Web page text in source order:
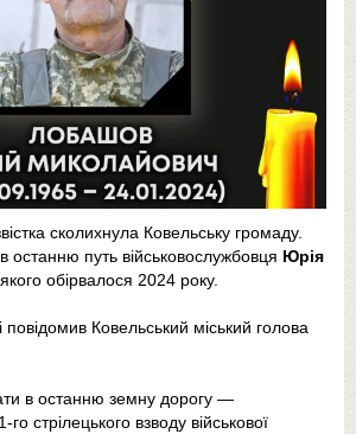
сколихнула Ковельську громаду.
останню путь військовослужбовця Юрія
якого обірвалося 2024 року.
Ковельський міський голова
в останню земну дорогу —
стрілецького взводу військової